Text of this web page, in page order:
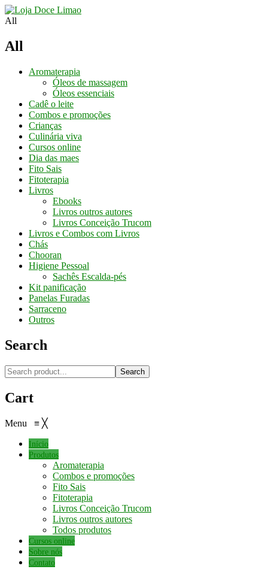
All
All
Aromaterapia
Óleos de massagem
Óleos essenciais
Cadê o leite
Combos e promoções
Crianças
Culinária viva
Cursos online
Dia das maes
Fito Sais
Fitoterapia
Livros
Ebooks
Livros outros autores
Livros Conceição Trucom
Livros e Combos com Livros
Chás
Chooran
Higiene Pessoal
Sachês Escalda-pés
Kit panificação
Panelas Furadas
Sarraceno
Outros
Search
Search
Cart
Menu ≡ ╳
Início
Produtos
Aromaterapia
Combos e promoções
Fito Sais
Fitoterapia
Livros Conceição Trucom
Livros outros autores
Todos produtos
Cursos online
Sobre nós
Contato